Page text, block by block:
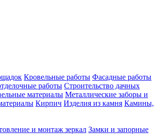
Кровельные работы Фасадные работы
работы Строительство дачных
материалы Металлические заборы и
Кирпич Изделия из камня Камины,
и монтаж зеркал Замки и запорные